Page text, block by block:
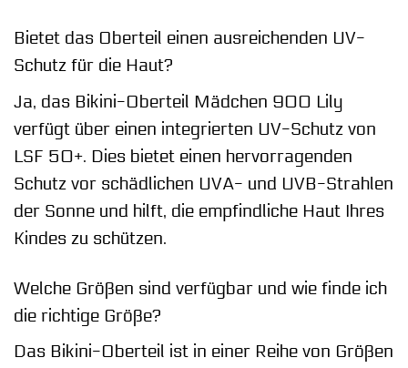
Bietet das Oberteil einen ausreichenden UV-
Schutz für die Haut?
Ja, das Bikini-Oberteil Mädchen 900 Lily
verfügt über einen integrierten UV-Schutz von
LSF 50+. Dies bietet einen hervorragenden
Schutz vor schädlichen UVA- und UVB-Strahlen
der Sonne und hilft, die empfindliche Haut Ihres
Kindes zu schützen.
Welche Größen sind verfügbar und wie finde ich
die richtige Größe?
Das Bikini-Oberteil ist in einer Reihe von Größen